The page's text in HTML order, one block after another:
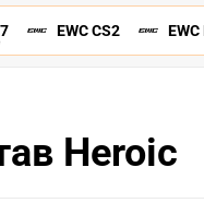
EWC CS2 EWC
Heroic